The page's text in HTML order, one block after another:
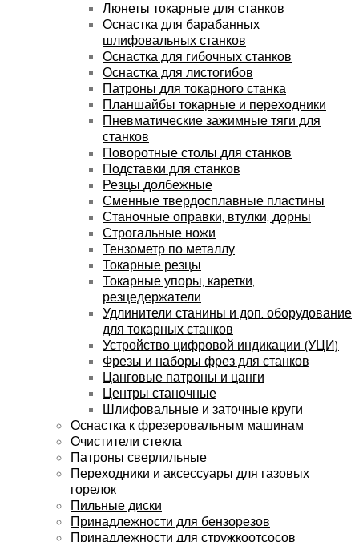
Люнеты токарные для станков
Оснастка для барабанных
шлифовальных станков
Оснастка для гибочных станков
Оснастка для листогибов
Патроны для токарного станка
Планшайбы токарные и переходники
Пневматические зажимные тяги для
станков
Поворотные столы для станков
Подставки для станков
Резцы долбежные
Сменные твердосплавные пластины
Станочные оправки, втулки, дорны
Строгальные ножи
Тензометр по металлу
Токарные резцы
Токарные упоры, каретки,
резцедержатели
Удлинители станины и доп. оборудование
для токарных станков
Устройство цифровой индикации (УЦИ)
Фрезы и наборы фрез для станков
Цанговые патроны и цанги
Центры станочные
Шлифовальные и заточные круги
Оснастка к фрезеровальным машинам
Очистители стекла
Патроны сверлильные
Переходники и аксессуары для газовых
горелок
Пильные диски
Принадлежности для бензорезов
Принадлежности для стружкоотсосов